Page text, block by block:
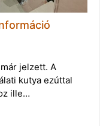
jelzett. A
kutya ezúttal
ille…